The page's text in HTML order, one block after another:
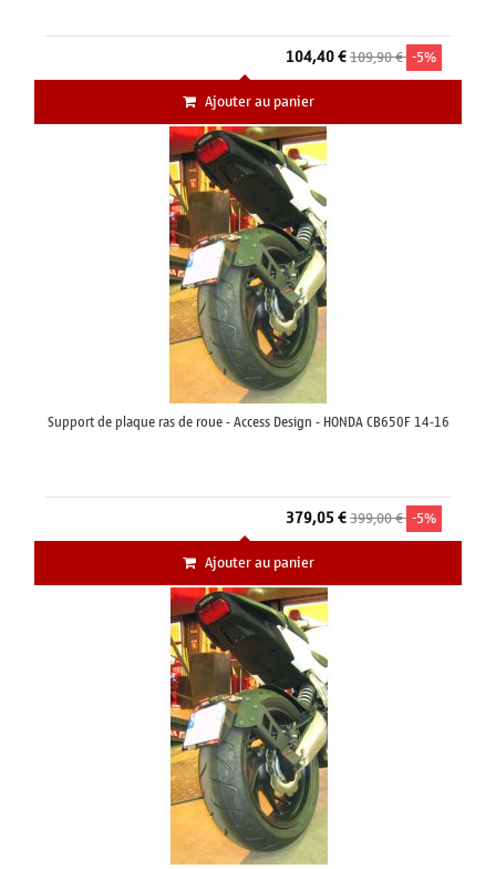
104,40 €109,90 € -5%
Ajouter au panier
Support de plaque ras de roue - Access Design - HONDA CB650F 14-16
379,05 €399,00 € -5%
Ajouter au panier